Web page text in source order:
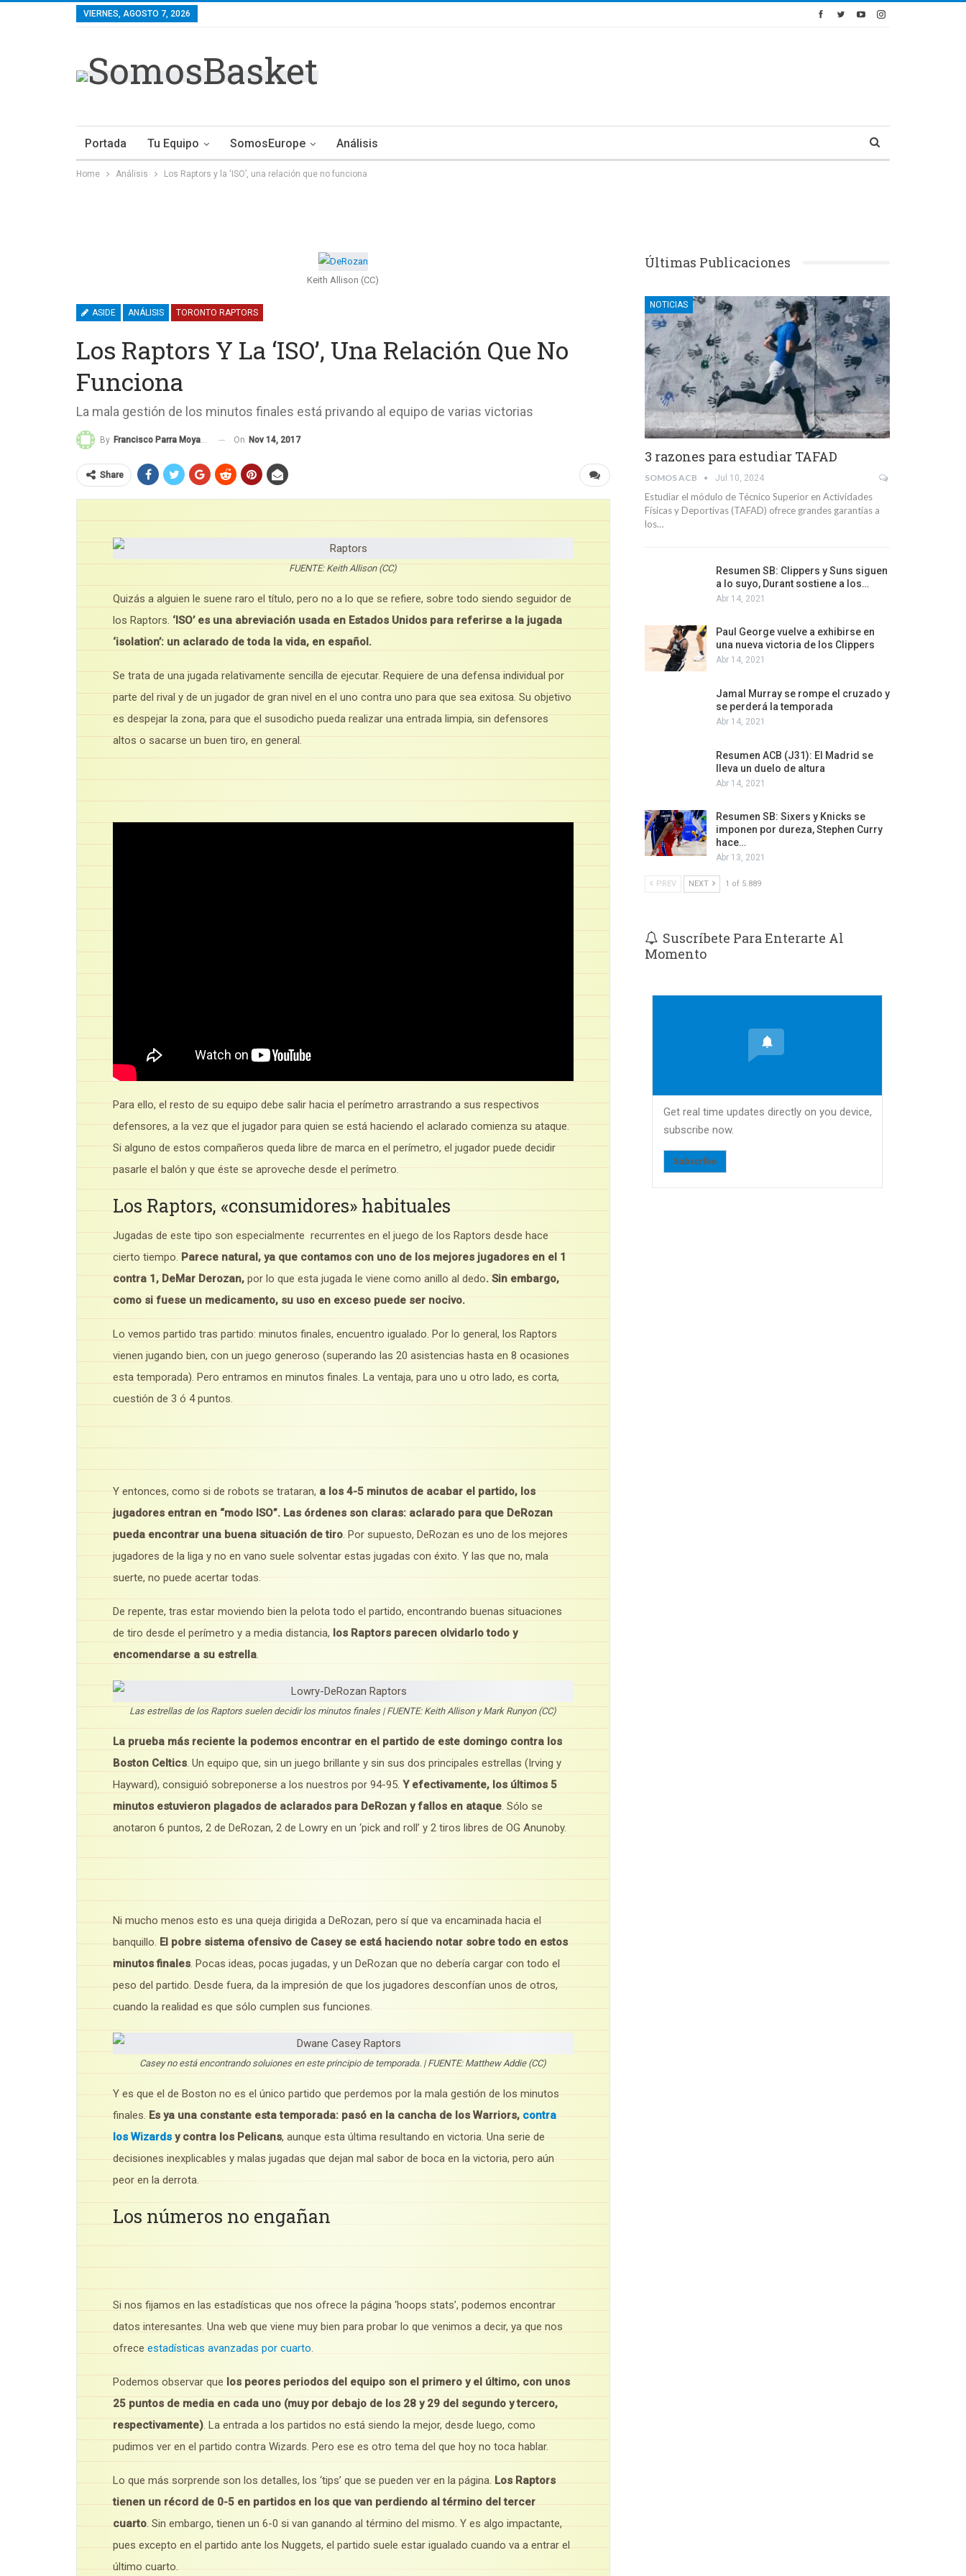
VIERNES, AGOSTO 7, 2026
Portada Tu Equipo SomosEurope Análisis
Home Análisis Los Raptors y la ‘ISO’, una relación que no funciona
Keith Allison (CC)
ASIDE ANÁLISIS TORONTO RAPTORS
Los Raptors Y La ‘ISO’, Una Relación Que No
Funciona
La mala gestión de los minutos finales está privando al equipo de varias victorias
By Francisco Parra Moyano On Nov 14, 2017
Share
FUENTE: Keith Allison (CC)
Quizás a alguien le suene raro el título, pero no a lo que se refiere, sobre todo siendo seguidor de
los Raptors. ‘ISO’ es una abreviación usada en Estados Unidos para referirse a la jugada
‘isolation’: un aclarado de toda la vida, en español.
Se trata de una jugada relativamente sencilla de ejecutar. Requiere de una defensa individual por
parte del rival y de un jugador de gran nivel en el uno contra uno para que sea exitosa. Su objetivo
es despejar la zona, para que el susodicho pueda realizar una entrada limpia, sin defensores
altos o sacarse un buen tiro, en general.
Para ello, el resto de su equipo debe salir hacia el perímetro arrastrando a sus respectivos
defensores, a la vez que el jugador para quien se está haciendo el aclarado comienza su ataque.
Si alguno de estos compañeros queda libre de marca en el perímetro, el jugador puede decidir
pasarle el balón y que éste se aproveche desde el perímetro.
Los Raptors, «consumidores» habituales
Jugadas de este tipo son especialmente recurrentes en el juego de los Raptors desde hace
cierto tiempo. Parece natural, ya que contamos con uno de los mejores jugadores en el 1
contra 1, DeMar Derozan, por lo que esta jugada le viene como anillo al dedo. Sin embargo,
como si fuese un medicamento, su uso en exceso puede ser nocivo.
Lo vemos partido tras partido: minutos finales, encuentro igualado. Por lo general, los Raptors
vienen jugando bien, con un juego generoso (superando las 20 asistencias hasta en 8 ocasiones
esta temporada). Pero entramos en minutos finales. La ventaja, para uno u otro lado, es corta,
cuestión de 3 ó 4 puntos.
Y entonces, como si de robots se trataran, a los 4-5 minutos de acabar el partido, los
jugadores entran en “modo ISO”. Las órdenes son claras: aclarado para que DeRozan
pueda encontrar una buena situación de tiro. Por supuesto, DeRozan es uno de los mejores
jugadores de la liga y no en vano suele solventar estas jugadas con éxito. Y las que no, mala
suerte, no puede acertar todas.
De repente, tras estar moviendo bien la pelota todo el partido, encontrando buenas situaciones
de tiro desde el perímetro y a media distancia, los Raptors parecen olvidarlo todo y
encomendarse a su estrella.
Las estrellas de los Raptors suelen decidir los minutos finales | FUENTE: Keith Allison y Mark Runyon (CC)
La prueba más reciente la podemos encontrar en el partido de este domingo contra los
Boston Celtics. Un equipo que, sin un juego brillante y sin sus dos principales estrellas (Irving y
Hayward), consiguió sobreponerse a los nuestros por 94-95. Y efectivamente, los últimos 5
minutos estuvieron plagados de aclarados para DeRozan y fallos en ataque. Sólo se
anotaron 6 puntos, 2 de DeRozan, 2 de Lowry en un ‘pick and roll’ y 2 tiros libres de OG Anunoby.
Ni mucho menos esto es una queja dirigida a DeRozan, pero sí que va encaminada hacia el
banquillo. El pobre sistema ofensivo de Casey se está haciendo notar sobre todo en estos
minutos finales. Pocas ideas, pocas jugadas, y un DeRozan que no debería cargar con todo el
peso del partido. Desde fuera, da la impresión de que los jugadores desconfían unos de otros,
cuando la realidad es que sólo cumplen sus funciones.
Casey no está encontrando soluiones en este principio de temporada. | FUENTE: Matthew Addie (CC)
Y es que el de Boston no es el único partido que perdemos por la mala gestión de los minutos
finales. Es ya una constante esta temporada: pasó en la cancha de los Warriors, contra
los Wizards y contra los Pelicans, aunque esta última resultando en victoria. Una serie de
decisiones inexplicables y malas jugadas que dejan mal sabor de boca en la victoria, pero aún
peor en la derrota.
Los números no engañan
Si nos fijamos en las estadísticas que nos ofrece la página ‘hoops stats’, podemos encontrar
datos interesantes. Una web que viene muy bien para probar lo que venimos a decir, ya que nos
ofrece estadísticas avanzadas por cuarto.
Podemos observar que los peores periodos del equipo son el primero y el último, con unos
25 puntos de media en cada uno (muy por debajo de los 28 y 29 del segundo y tercero,
respectivamente). La entrada a los partidos no está siendo la mejor, desde luego, como
pudimos ver en el partido contra Wizards. Pero ese es otro tema del que hoy no toca hablar.
Lo que más sorprende son los detalles, los ‘tips’ que se pueden ver en la página. Los Raptors
tienen un récord de 0-5 en partidos en los que van perdiendo al término del tercer
cuarto. Sin embargo, tienen un 6-0 si van ganando al término del mismo. Y es algo impactante,
pues excepto en el partido ante los Nuggets, el partido suele estar igualado cuando va a entrar el
último cuarto.
Últimas Publicaciones
NOTICIAS
3 razones para estudiar TAFAD
SOMOS ACB Jul 10, 2024
Estudiar el módulo de Técnico Superior en Actividades
Físicas y Deportivas (TAFAD) ofrece grandes garantías a
los…
Resumen SB: Clippers y Suns siguen
a lo suyo, Durant sostiene a los…
Abr 14, 2021
Paul George vuelve a exhibirse en
una nueva victoria de los Clippers
Abr 14, 2021
Jamal Murray se rompe el cruzado y
se perderá la temporada
Abr 14, 2021
Resumen ACB (J31): El Madrid se
lleva un duelo de altura
Abr 14, 2021
Resumen SB: Sixers y Knicks se
imponen por dureza, Stephen Curry
hace…
Abr 13, 2021
PREV NEXT 1 of 5.889
Suscríbete Para Enterarte Al
Momento
Get real time updates directly on you device,
subscribe now.
Subscribe